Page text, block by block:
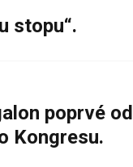
stopu“.
poprvé
Kongresu.